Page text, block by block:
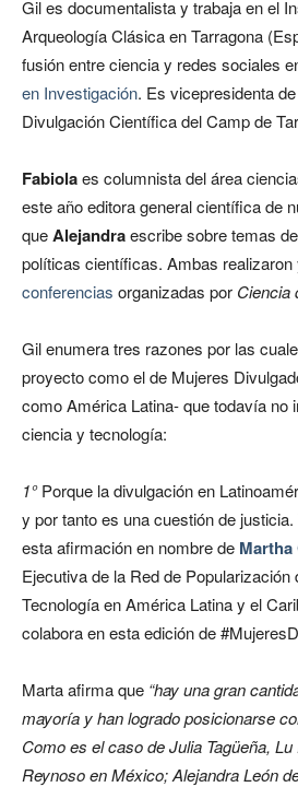
Gil es documentalista y trabaja en el
Arqueología Clásica en Tarragona
fusión entre ciencia y redes sociales
en Investigación. Es vicepresidenta
Divulgación Científica del Camp de
Fabiolaes columnista del área
este año editora general científica de
queAlejandraescribe sobre temas
políticas científicas. Ambas realizaron
conferencias organizadas por Ciencia
Gil enumera tres razones por las
proyecto como el de Mujeres
como América Latina- que todavía no
ciencia y tecnología:
1°Porque la divulgación en
y por tanto es una cuestión de
esta afirmación en nombre de Martha
Ejecutiva de la Red de Popularización
Tecnología en América Latina y el
colabora en esta edición de
Marta afirma que “hay una gran
mayoría y han logrado posicionarse
Como es el caso de Julia Tagüeña, Lu
Reynoso en México; Alejandra León